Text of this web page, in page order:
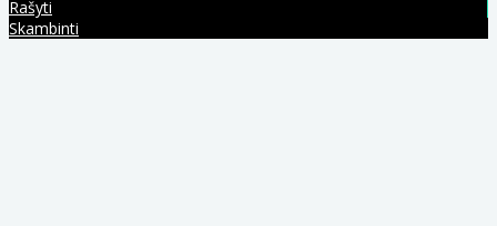
Rašyti
Skambinti